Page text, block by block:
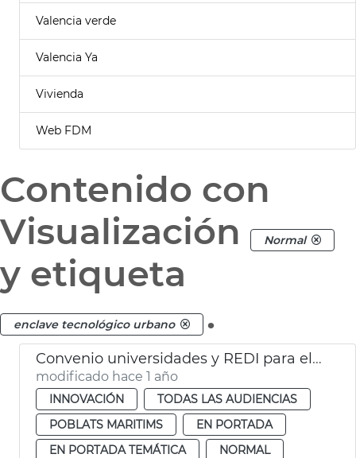
Valencia verde
Valencia Ya
Vivienda
Web FDM
Contenido con
Visualización
Normal
y etiqueta
enclave tecnológico urbano .
Convenio universidades y REDI para el Enclave Tecnológico Urbano València
modificado hace 1 año
INNOVACIÓN
TODAS LAS AUDIENCIAS
POBLATS MARITIMS
EN PORTADA
EN PORTADA TEMÁTICA
NORMAL